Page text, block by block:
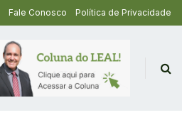
Fale Conosco Política de Privacidade